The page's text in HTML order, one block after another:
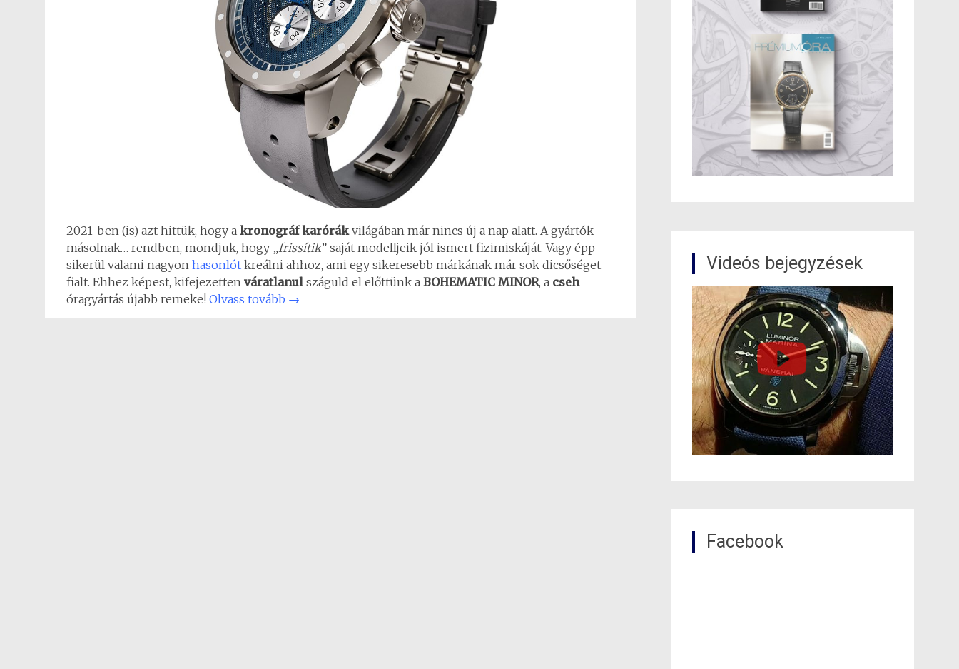
2021-ben (is) azt hittük, hogy a kronográf karórákvilágában már nincs új a nap alatt. A gyártók
másolnak… rendben, mondjuk, hogy „frissítik” saját modelljeik jól ismert fizimiskáját. Vagy épp
sikerül valami nagyon hasonlót kreálni ahhoz, ami egy sikeresebb márkának már sok dicsőséget
fialt. Ehhez képest, kifejezetten váratlanul száguld el előttünk a BOHEMATIC MINOR, a cseh
óragyártás újabb remeke! Olvass tovább →
Videós bejegyzések
Facebook